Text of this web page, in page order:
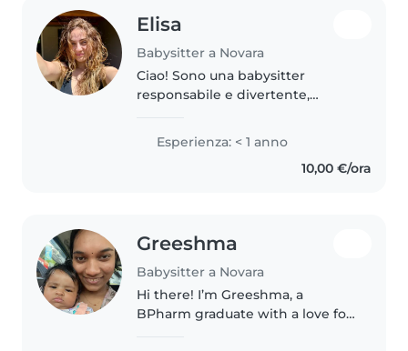
Elisa
Babysitter a Novara
Ciao! Sono una babysitter
responsabile e divertente,
tuoi bambini. Studio economia
aziendale e adoro leggere, fare
lavoretti e musica. Sono comoda
Esperienza: < 1 anno
10,00 €/ora
Greeshma
Babysitter a Novara
Hi there! I’m Greeshma, a
BPharm graduate with a love for